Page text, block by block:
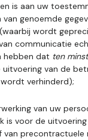
is aan uw
van genoemde
wordt
communicatie
hebben dat ten
uitvoering van de
verhinderd);
van uw
is voor de uitvoering
precontractuele